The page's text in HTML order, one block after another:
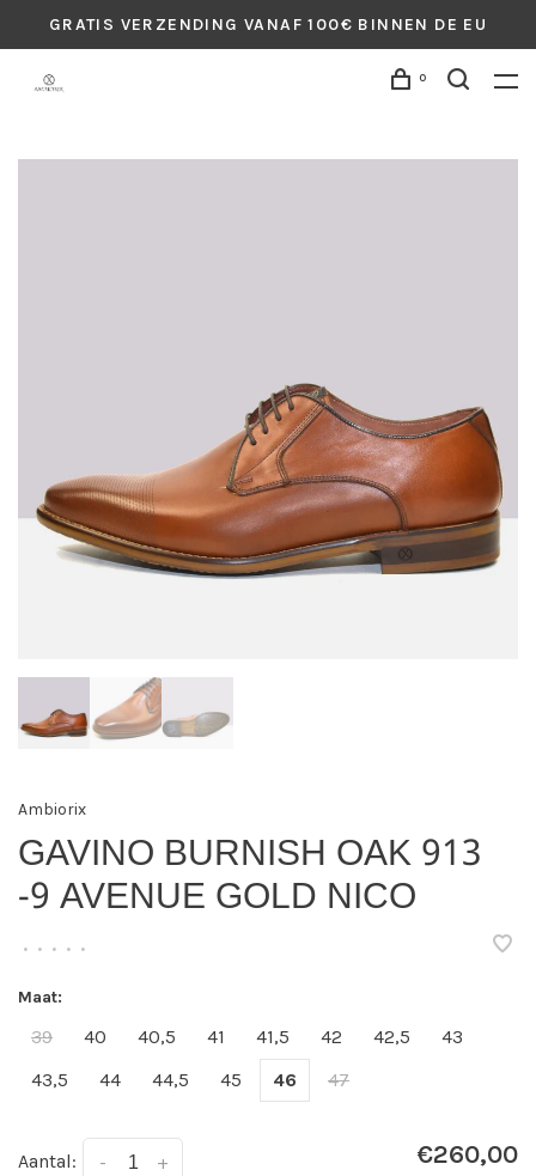
GRATIS VERZENDING VANAF 100€ BINNEN DE EU
0
Ambiorix
GAVINO BURNISH OAK 913
-9 AVENUE GOLD NICO
• • • • •
Maat:
39 40 40,5 41 41,5 42 42,5
43
43,5
44 44,5 45 46 47
Aantal: +
- €260,00